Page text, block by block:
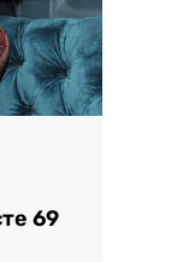
69